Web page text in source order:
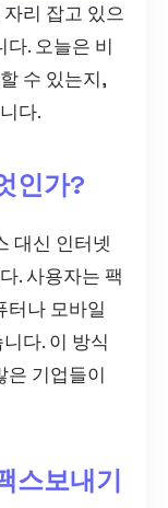
리 잡고 있으
. 오늘은 비
수 있는지,
다.
인가?
대신 인터넷
. 사용자는 팩
터나 모바일
다. 이 방식
은 기업들이
스보내기